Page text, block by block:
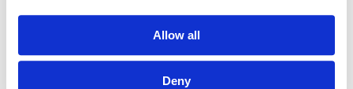
Allow all
Deny
O nas